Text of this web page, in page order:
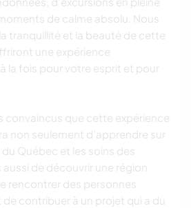
de calme absolu. Nous
tranquillité et la beauté de cette
une expérience
la fois pour votre esprit et pour
convaincus que cette expérience
non seulement d’apprendre sur
Québec et les soins des
aussi de découvrir une région
rencontrer des personnes
de contribuer à un projet qui a du